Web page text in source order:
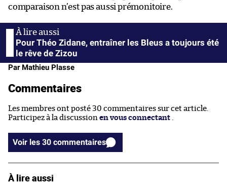
comparaison n’est pas aussi prémonitoire.
Pour Théo Zidane, entraîner les Bleus a toujours été
le rêve de Zizou
Par Mathieu Plasse
Commentaires
Les membres ont posté 30 commentaires sur cet article.
Participez à la discussion en vous connectant
Voir les 30 commentaires
À lire aussi